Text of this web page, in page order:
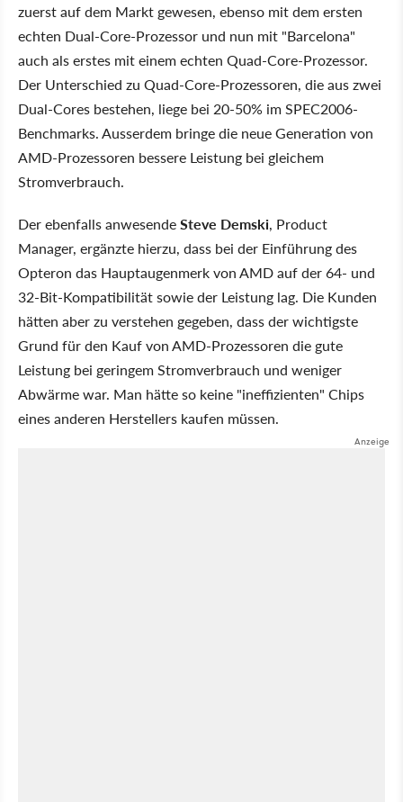
zuerst auf dem Markt gewesen, ebenso mit dem ersten
echten Dual-Core-Prozessor und nun mit "Barcelona"
auch als erstes mit einem echten Quad-Core-Prozessor.
Der Unterschied zu Quad-Core-Prozessoren, die aus zwei
Dual-Cores bestehen, liege bei 20-50% im SPEC2006-
Benchmarks. Ausserdem bringe die neue Generation von
AMD-Prozessoren bessere Leistung bei gleichem
Stromverbrauch.
Der ebenfalls anwesendeSteve Demski, Product
Manager, ergänzte hierzu, dass bei der Einführung des
Opteron das Hauptaugenmerk von AMD auf der 64- und
32-Bit-Kompatibilität sowie der Leistung lag. Die Kunden
hätten aber zu verstehen gegeben, dass der wichtigste
Grund für den Kauf von AMD-Prozessoren die gute
Leistung bei geringem Stromverbrauch und weniger
Abwärme war. Man hätte so keine "ineffizienten" Chips
eines anderen Herstellers kaufen müssen.